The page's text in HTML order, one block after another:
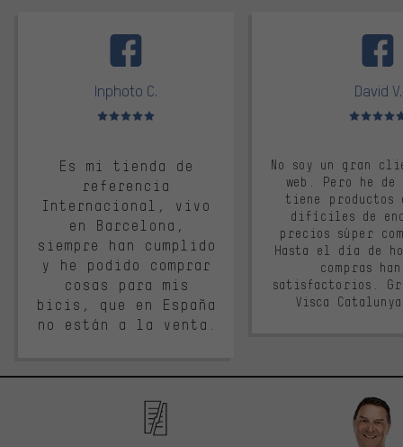
Inphoto C.
Valoración media: 5 de 5
Es mi tienda de
referencia
Internacional, vivo
en Barcelona,
siempre han cumplido
y he podido comprar
cosas para mis
bicis, que en España
no están a la venta.
David V.
Valoración
No soy un gran
web. Pero he
tiene productos
difíciles de
precios súper
Hasta el día de
compras
satisfactorios.
Visca